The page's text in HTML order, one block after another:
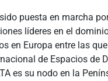
puesta en marcha
líderes en el
en Europa entre las
de Espacios de
es su nodo en la